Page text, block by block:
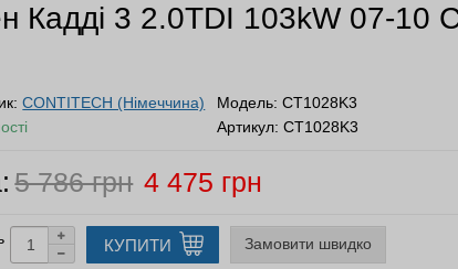
Кадді 3 2.0TDI 103kW 07-10
CONTITECH (Німеччина) Модель: CT1028K3
Артикул: CT1028K3
5 786 грн 4 475 грн
КУПИТИ Замовити швидко